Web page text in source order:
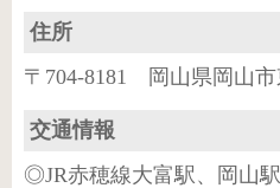
住所
〒704-8181 岡山県岡山市
交通情報
◎JR赤穂線大富駅、岡山